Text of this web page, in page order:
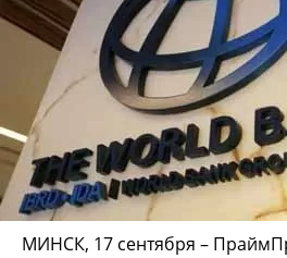
МИНСК, 17 сентября –